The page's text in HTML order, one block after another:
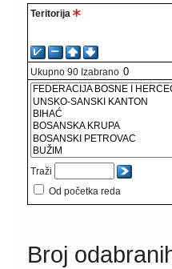
Teritorija
Ukupno 90 Izabrano
Traži
Od početka reda
Broj